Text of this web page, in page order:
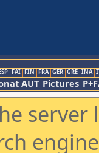
FAI FIN FRA GER GRE INA
AUT Pictures